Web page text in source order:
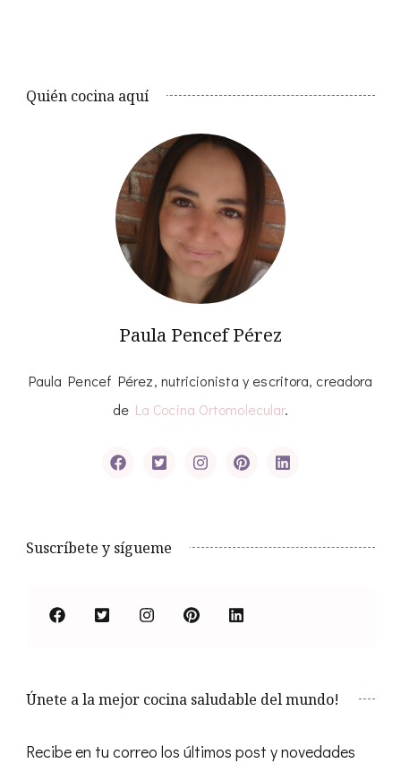
Quién cocina aquí
Paula Pencef Pérez
Paula Pencef Pérez, nutricionista y escritora, creadora
de La Cocina Ortomolecular.
Suscríbete y sígueme
Únete a la mejor cocina saludable del mundo!
Recibe en tu correo los últimos post y novedades